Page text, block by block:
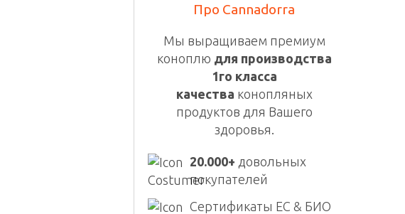
Про Cannadorra
Мы выращиваем премиум
коноплю для производства
1го класса
качества конопляных
продуктов для Вашего
здоровья.
20.000+ довольных
покупателей
Сертификаты ЕС & БИО